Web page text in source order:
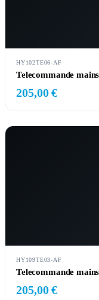
HY102TE06-AF
Telecommande
205,00 €
HY109TE03-AF
Telecommande
205,00 €